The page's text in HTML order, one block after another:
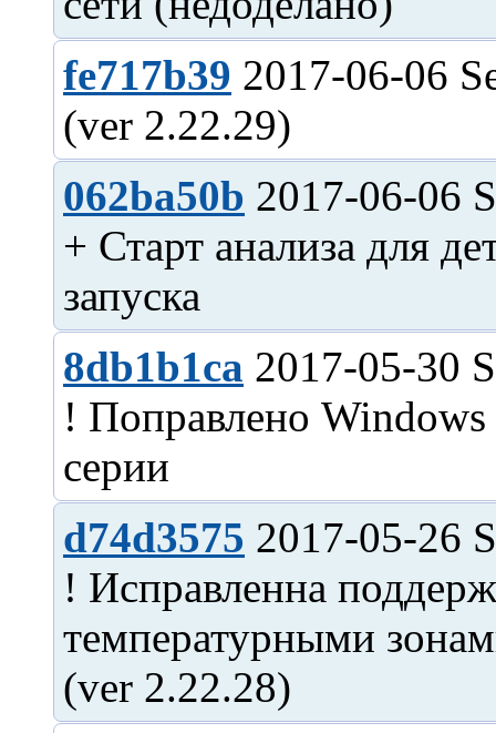
fe717b39 2017-06-06
062ba50b 2017-06-06
+ Старт анализа для
8db1b1ca 2017-05-30
! Поправлено Windows
d74d3575 2017-05-26
! Исправленна
температурными